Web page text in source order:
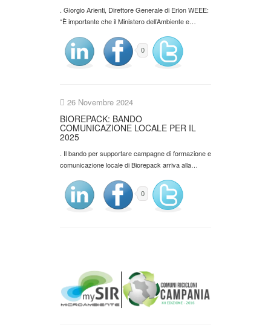
. Giorgio Arienti, Direttore Generale di Erion WEEE:
“È importante che il Ministero dell’Ambiente e…
0
26 Novembre 2024
BIOREPACK: BANDO
COMUNICAZIONE LOCALE PER IL
2025
. Il bando per supportare campagne di formazione e
comunicazione locale di Biorepack arriva alla…
0